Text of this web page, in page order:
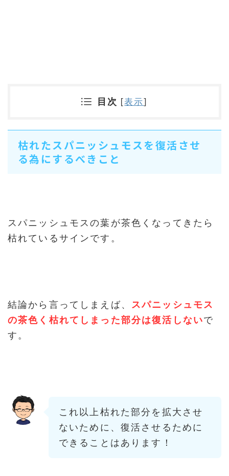
目次 [表示]
枯れたスパニッシュモスを復活させ
る為にするべきこと
スパニッシュモスの葉が茶色くなってきたら
枯れているサインです。
結論から言ってしまえば、 スパニッシュモス
の茶色く枯れてしまった部分は復活しないで
す。
これ以上枯れた部分を拡大させ
ないために、復活させるために
できることはあります！